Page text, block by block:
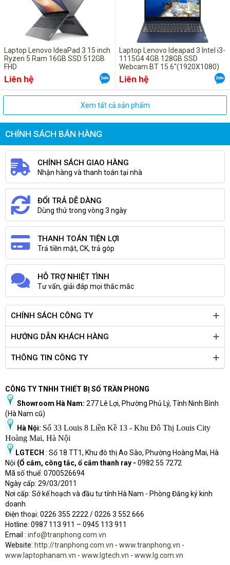
Laptop Lenovo IdeaPad 3 15 inch
Ryzen 5 Ram 16GB SSD 512GB
FHD
Liên hệ
Laptop Lenovo Ideapad 3 Intel i3-
1115G4 4GB 128GB SSD
Webcam BT 15.6"(1920X1080)
Win 10 bản quyền- Màu Abyss
Blue cực đẹp
Liên hệ
Xem tất cả sản phẩm
CHÍNH SÁCH BÁN HÀNG
CHÍNH SÁCH GIAO HÀNG
Nhận hàng và thanh toán tại nhà
ĐỔI TRẢ DỄ DÀNG
Dùng thử trong vòng 3 ngày
THANH TOÁN TIỆN LỢI
Trả tiền mặt, CK, trả góp
HỖ TRỢ NHIỆT TÌNH
Tư vấn, giải đáp mọi thắc mắc
CHÍNH SÁCH CÔNG TY
HƯỚNG DẪN KHÁCH HÀNG
THÔNG TIN CÔNG TY
CÔNG TY TNHH THIẾT BỊ SỐ TRẦN PHONG
Showroom Hà Nam: 277 Lê Lợi, Phường Phủ Lý, Tỉnh Ninh Bình
(Hà Nam cũ)
Hà Nội: Số 33 Louis 8 Liền Kề 13 - Khu Đô Thị Louis City
Hoàng Mai, Hà Nội
LGTECH : Số 18 TT1, Khu đô thị Ao Sào, Phường Hoàng Mai, Hà
Nội (Ổ cắm, công tắc, ổ cắm thanh ray - 0982 55 7272
Mã số thuế: 0700526694
Ngày cấp: 29/03/2011
Nơi cấp: Sở kế hoạch và đầu tư tỉnh Hà Nam - Phòng Đăng ký kinh
doanh
Điện thoại: 0226 355 2222 / 0226 3 552 666
Hotine: 0987 113 911 – 0945 113 911
Email : info@tranphong.com.vn
Website: http://tranphong.com.vn - www.tranphong.vn -
www.laptophanam.vn - www.lgtech.vn - www.lg.com.vn